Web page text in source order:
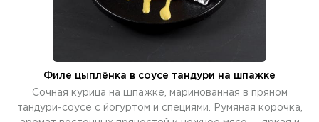
Филе цыплёнка в соусе тандури на шпажке
Сочная курица на шпажке, маринованная в пряном
тандури-соусе с йогуртом и специями. Румяная корочка,